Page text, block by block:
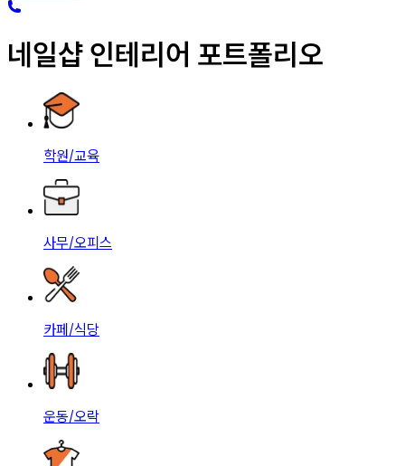
네일샵 인테리어 포트폴리오
학원/교육
사무/오피스
카페/식당
운동/오락